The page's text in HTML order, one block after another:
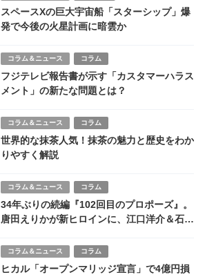
スペースXの巨大宇宙船「スターシップ」爆
発で今後の火星計画に暗雲か
コラム＆ニュース コラム
フジテレビ報告書が示す「カスタマーハラス
メント」の新たな問題とは？
コラム＆ニュース コラム
世界的な抹茶人気！抹茶の魅力と歴史をわか
りやすく解説
コラム＆ニュース コラム
34年ぶりの続編『102回目のプロポーズ』。
唐田えりかが新ヒロインに、江口洋介＆石田
コラム＆ニュース コラム
ヒカル「オープンマリッジ宣言」で4億円損